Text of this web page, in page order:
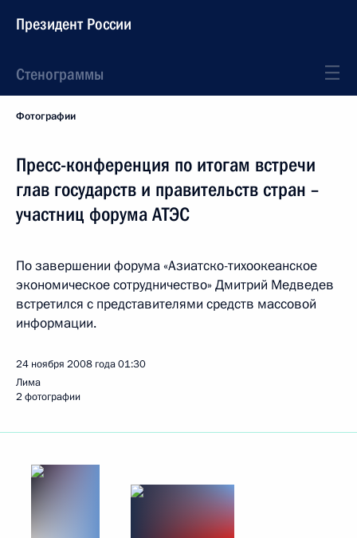
Президент России
Стенограммы
Фотографии
Пресс-конференция по итогам встречи
глав государств и правительств стран –
участниц форума АТЭС
По завершении форума «Азиатско-тихоокеанское
экономическое сотрудничество» Дмитрий Медведев
встретился с представителями средств массовой
информации.
24 ноября 2008 года01:30
Лима
2 фотографии